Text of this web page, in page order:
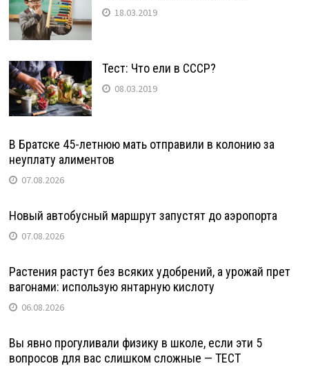
18.03.2019
Тест: Что ели в СССР?
08.03.2019
В Братске 45-летнюю мать отправили в колонию за
неуплату алиментов
07.08.2026
Новый автобусный маршрут запустят до аэропорта
07.08.2026
Растения растут без всяких удобрений, а урожай прет
вагонами: использую янтарную кислоту
06.08.2026
Вы явно прогуливали физику в школе, если эти 5
вопросов для вас слишком сложные — ТЕСТ